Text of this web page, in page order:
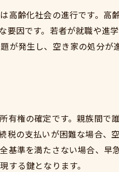
経済的負担を軽減する方法
を減らすための具体的対策
立を解消するためのコミュ
をスムーズに進めるためのス
ンセリングを活用した問題
円滑にするための心理的ア
齢化社会の進行です。高
要因です。若者が就職や進
が発生し、空き家の処分
有権の確定です。親族間
税の支払いが困難な場合
基準を満たさない場合、
する鍵となります。